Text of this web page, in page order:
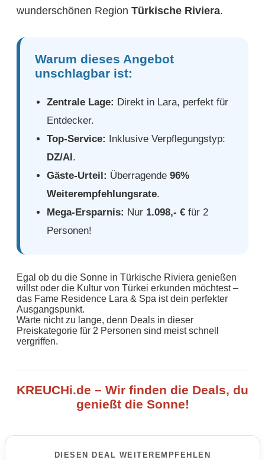
wunderschönen Region Türkische Riviera.
Warum dieses Angebot
unschlagbar ist:
Zentrale Lage: Direkt in Lara, perfekt für
Entdecker.
Top-Service: Inklusive Verpflegungstyp:
DZ/AI.
Gäste-Urteil: Überragende 96%
Weiterempfehlungsrate.
Mega-Ersparnis: Nur 1.098,- € für 2
Personen!
Egal ob du die Sonne in Türkische Riviera genießen
willst oder die Kultur von Türkei erkunden möchtest –
das Fame Residence Lara & Spa ist dein perfekter
Ausgangspunkt.
Warte nicht zu lange, denn Deals in dieser
Preiskategorie für 2 Personen sind meist schnell
vergriffen.
KREUCHi.de – Wir finden die Deals, du
genießt die Sonne!
DIESEN DEAL WEITEREMPFEHLEN